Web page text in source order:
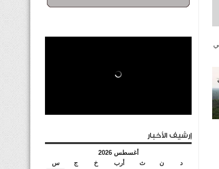
إرشيف الأخبار
أغسطس 2026
د
ن ث أرب خ ج
س